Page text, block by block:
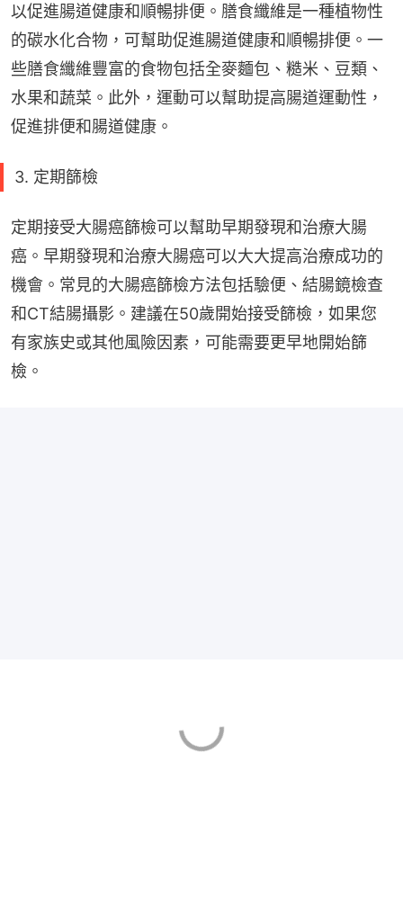
以促進腸道健康和順暢排便。膳食纖維是一種植物性
的碳水化合物，可幫助促進腸道健康和順暢排便。一
些膳食纖維豐富的食物包括全麥麵包、糙米、豆類、
水果和蔬菜。此外，運動可以幫助提高腸道運動性，
促進排便和腸道健康。
3. 定期篩檢
定期接受大腸癌篩檢可以幫助早期發現和治療大腸
癌。早期發現和治療大腸癌可以大大提高治療成功的
機會。常見的大腸癌篩檢方法包括驗便、結腸鏡檢查
和CT結腸攝影。建議在50歲開始接受篩檢，如果您
有家族史或其他風險因素，可能需要更早地開始篩
檢。